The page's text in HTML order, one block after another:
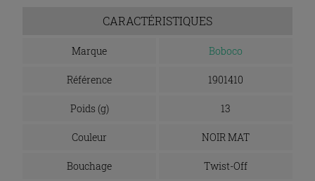
CARACTÉRISTIQUES
Marque Boboco
Référence 1901410
Poids (g) 13
Couleur NOIR MAT
Bouchage Twist-Off